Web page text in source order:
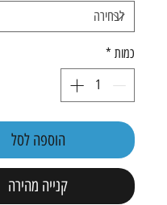
כמות *
הוספה לסל
קנייה מהירה